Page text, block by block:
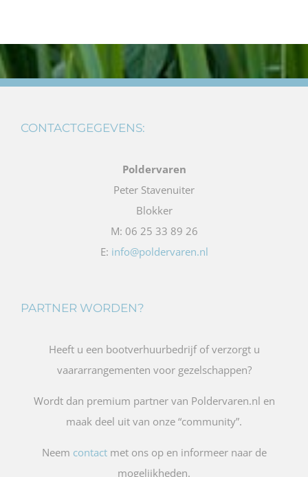
CONTACTGEGEVENS:
Poldervaren
Peter Stavenuiter
Blokker
M: 06 25 33 89 26
E: info@poldervaren.nl
PARTNER WORDEN?
Heeft u een bootverhuurbedrijf of verzorgt u
vaararrangementen voor gezelschappen?
Wordt dan premium partner van Poldervaren.nl en
maak deel uit van onze “community”.
Neem contactmet ons op en informeer naar de
mogelijkheden.